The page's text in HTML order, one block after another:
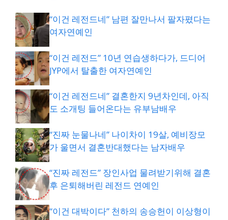
“이건 레전드네” 남편 잘만나서 팔자폈다는
여자연예인
“이건 레전드” 10년 연습생하다가, 드디어
JYP에서 탈출한 여자연예인
“이건 레전드네” 결혼한지 9년차인데, 아직
도 소개팅 들어온다는 유부남배우
“진짜 눈물나네” 나이차이 19살, 예비장모
가 울면서 결혼반대했다는 남자배우
“진짜 레전드” 장인사업 물려받기위해 결혼
후 은퇴해버린 레전드 연예인
“이건 대박이다” 천하의 송승헌이 이상형이